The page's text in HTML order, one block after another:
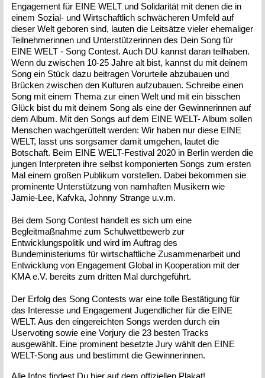
Engagement für EINE WELT und Solidarität mit denen die in
einem Sozial- und Wirtschaftlich schwächeren Umfeld auf
dieser Welt geboren sind, lauten die Leitsätze vieler ehemaliger
Teilnehmerinnen und Unterstützerinnen des Dein Song für
EINE WELT - Song Contest. Auch DU kannst daran teilhaben.
Wenn du zwischen 10-25 Jahre alt bist, kannst du mit deinem
Song ein Stück dazu beitragen Vorurteile abzubauen und
Brücken zwischen den Kulturen aufzubauen. Schreibe einen
Song mit einem Thema zur einen Welt und mit ein bisschen
Glück bist du mit deinem Song als eine der Gewinnerinnen auf
dem Album. Mit den Songs auf dem EINE WELT- Album sollen
Menschen wachgerüttelt werden: Wir haben nur diese EINE
WELT, lasst uns sorgsamer damit umgehen, lautet die
Botschaft. Beim EINE WELT-Festival 2020 in Berlin werden die
jungen Interpreten ihre selbst komponierten Songs zum ersten
Mal einem großen Publikum vorstellen. Dabei bekommen sie
prominente Unterstützung von namhaften Musikern wie
Jamie-Lee, Kafvka, Johnny Strange u.v.m.
Bei dem Song Contest handelt es sich um eine
Begleitmaßnahme zum Schulwettbewerb zur
Entwicklungspolitik und wird im Auftrag des
Bundeministeriums für wirtschaftliche Zusammenarbeit und
Entwicklung von Engagement Global in Kooperation mit der
KMA e.V. bereits zum dritten Mal durchgeführt.
Der Erfolg des Song Contests war eine tolle Bestätigung für
das Interesse und Engagement Jugendlicher für die EINE
WELT. Aus den eingereichten Songs werden durch ein
Uservoting sowie eine Vorjury die 23 besten Tracks
ausgewählt. Eine prominent besetzte Jury wählt den EINE
WELT-Song aus und bestimmt die Gewinnerinnen.
Alle Infos findest Du hier auf dem offiziellen Plakat!